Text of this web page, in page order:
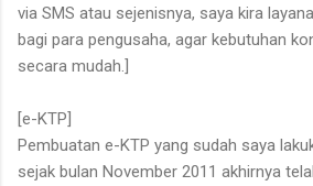
via SMS atau sejenisnya, saya kira
bagi para pengusaha, agar kebutuhan
secara mudah.]
[e-KTP]
Pembuatan e-KTP yang sudah saya
sejak bulan November 2011 akhirnya